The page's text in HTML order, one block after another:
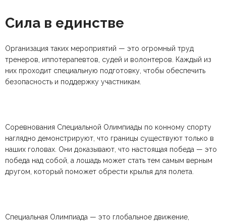
Сила в единстве
Организация таких мероприятий — это огромный труд
тренеров, иппотерапевтов, судей и волонтеров. Каждый из
них проходит специальную подготовку, чтобы обеспечить
безопасность и поддержку участникам.
Соревнования Специальной Олимпиады по конному спорту
наглядно демонстрируют, что границы существуют только в
наших головах. Они доказывают, что настоящая победа — это
победа над собой, а лошадь может стать тем самым верным
другом, который поможет обрести крылья для полета.
Специальная Олимпиада — это глобальное движение,